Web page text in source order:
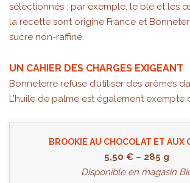
sélectionnés ; par exemple, le blé et les
la recette sont origine France et
sucre non-raffiné.
UN CAHIER DES CHARGES EXIGEANT
Bonneterre refuse d’utiliser des arômes
L’huile de palme est également exempte
BROOKIE AU CHOCOLAT ET AUX
5,50 € – 285 g
Disponible en magasin